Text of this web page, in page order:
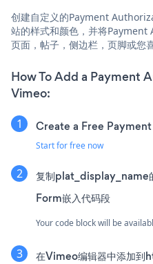
创建自定义的Payment
站的样式和颜色，并将
页面，帖子，侧边栏，页脚或您
How To Add a Payment
Vimeo:
Create a Free
Start for free now
复制
Form嵌入代码段
Your code block will be
在Vimeo编辑器中添加到